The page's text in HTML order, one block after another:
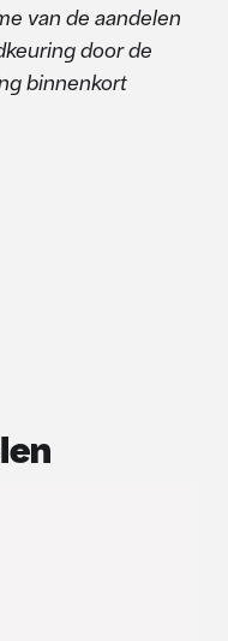
van de aandelen
door de
binnenkort